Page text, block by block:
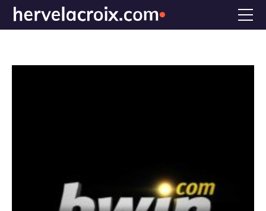
Voix off
CONTACT